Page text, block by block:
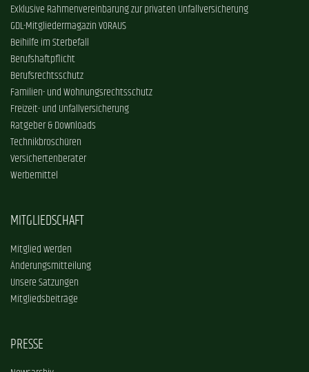
Exklusive Rahmenvereinbarung zur privaten Unfallversicherung
GDL-Mitgliedermagazin VORAUS
Beihilfe im Sterbefall
Berufshaftpflicht
Berufsrechtsschutz
Familien- und Wohnungsrechtsschutz
Freizeit- und Unfallversicherung
Ratgeber & Downloads
Technikbroschüren
Versichertenberater
Werbemittel
MITGLIEDSCHAFT
Mitglied werden
Änderungsmitteilung
Unsere Satzungen
Mitgliedsbeiträge
PRESSE